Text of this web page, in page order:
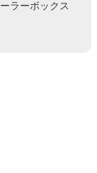
ラーボックス